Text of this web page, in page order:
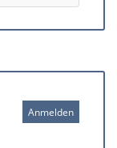
Anmelden